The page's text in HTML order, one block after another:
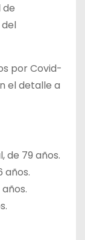
de
por Covid-
el detalle a
de 79 años.
años.